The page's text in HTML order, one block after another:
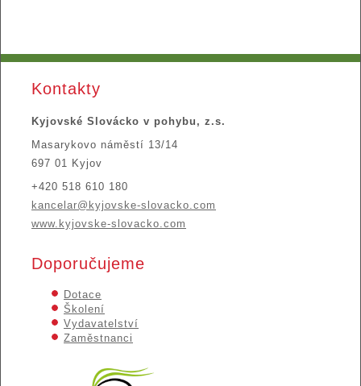
Kontakty
Kyjovské Slovácko v pohybu, z.s.
Masarykovo náměstí 13/14
697 01 Kyjov
+420 518 610 180
kancelar@kyjovske-slovacko.com
www.kyjovske-slovacko.com
Doporučujeme
Dotace
Školení
Vydavatelství
Zaměstnanci